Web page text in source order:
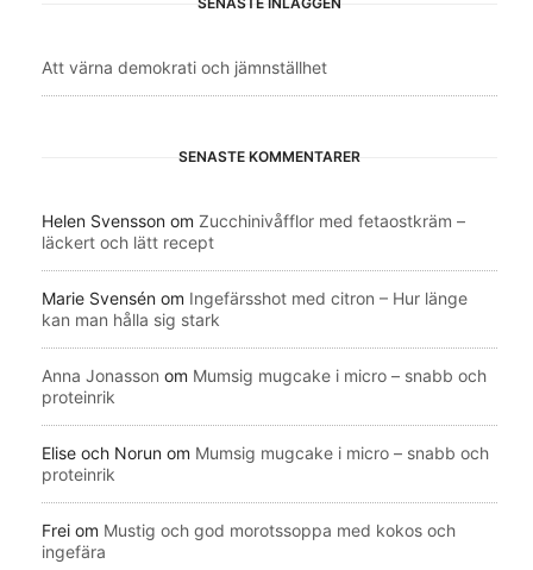
Att värna demokrati och jämnställhet
SENASTE KOMMENTARER
Helen Svensson om Zucchinivåfflor med fetaostkräm –
läckert och lätt recept
Marie Svensén om Ingefärsshot med citron – Hur länge
kan man hålla sig stark
Anna Jonasson om Mumsig mugcake i micro – snabb och
proteinrik
Elise och Norun om Mumsig mugcake i micro – snabb och
proteinrik
Frei om Mustig och god morotssoppa med kokos och
ingefära